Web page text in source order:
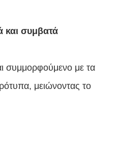
και συμβατά
συμμορφούμενο με τα
μειώνοντας το